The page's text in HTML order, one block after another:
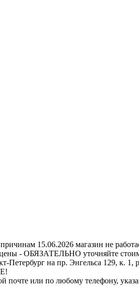
15.06.2026 магазин не
- ОБЯЗАТЕЛЬНО уточняйте
на пр. Энгельса 129, к. 1,
почте или по любому телефону,